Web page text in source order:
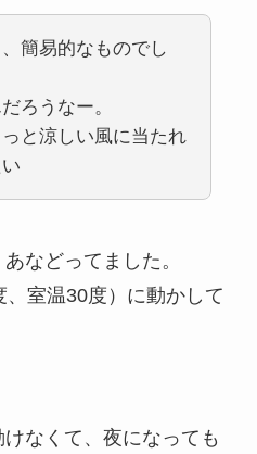
簡易的なものでし
ろうなー。
と涼しい風に当たれ
などってました。
室温30度）に動かして
なくて、夜になっても